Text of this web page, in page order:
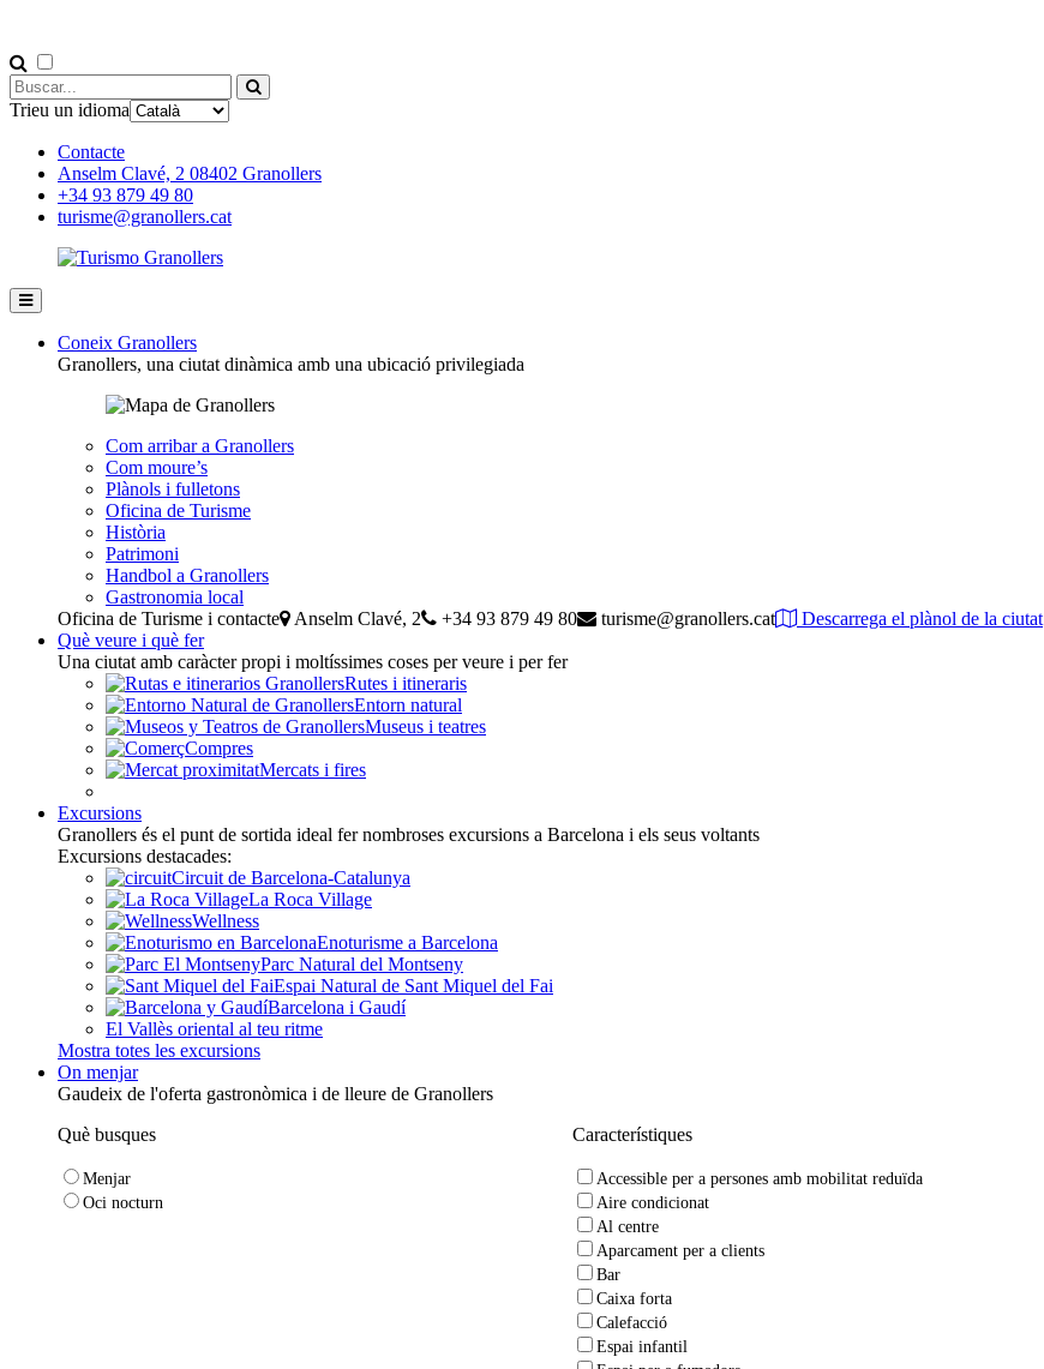
Trieu un idioma
Contacte
Anselm Clavé, 2 08402 Granollers
+34 93 879 49 80
turisme@granollers.cat
Coneix Granollers
Granollers, una ciutat dinàmica amb una ubicació privilegiada
Com arribar a Granollers
Com moure’s
Plànols i fulletons
Oficina de Turisme
Història
Patrimoni
Handbol a Granollers
Gastronomia local
Oficina de Turisme i contacte
Anselm Clavé, 2 +34 93 879 49 80 turisme@granollers.cat
Descarrega el plànol de la ciutat
Què veure i què fer
Una ciutat amb caràcter propi i moltíssimes coses per veure i per fer
Rutes i itineraris
Entorn natural
Museus i teatres
Compres
Mercats i fires
Excursions
Granollers és el punt de sortida ideal fer nombroses excursions a Barcelona i els seus voltants
Excursions destacades:
Circuit de Barcelona-Catalunya
La Roca Village
Wellness
Enoturisme a Barcelona
Parc Natural del Montseny
Espai Natural de Sant Miquel del Fai
Barcelona i Gaudí
El Vallès oriental al teu ritme
Mostra totes les excursions
On menjar
Gaudeix de l'oferta gastronòmica i de lleure de Granollers
Què busques
Menjar
Oci nocturn
Característiques
Accessible per a persones amb mobilitat reduïda
Aire condicionat
Al centre
Aparcament per a clients
Bar
Caixa forta
Calefacció
Espai infantil